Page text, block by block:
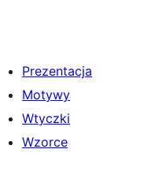
Prezentacja
Motywy
Wtyczki
Wzorce